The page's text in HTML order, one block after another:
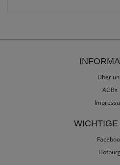
Über
AGBs
WICHTIGE
Hofburg